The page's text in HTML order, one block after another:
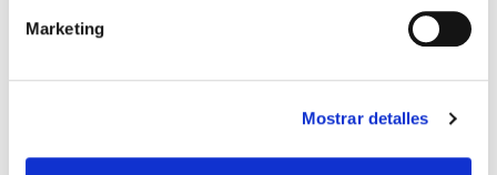
Marketing
Mostrar detalles
Biblia de estudio Spurgeon